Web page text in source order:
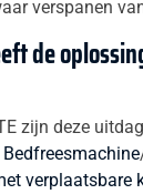
de
zijn deze
Bedfreesmachine
verplaatsbare